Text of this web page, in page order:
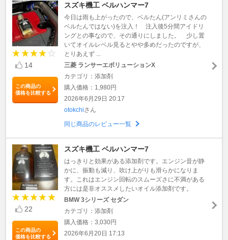
14
この商品の
価格を比較する
スズキ機工 ベルハンマー7
今日は雨も上がったので、ベルたん(アンリミさんの
ベルたんではない)を注入！ 注入後5分間アイドリ
ングとの事なので、その通りにしました。 少し置
いてオイルレベル見るとやや多めだったのですが、
とりあえず ...
三菱 ランサーエボリューションX
カテゴリ：添加剤
購入価格：1,980円
2026年6月29日 20:17
otokchiさん
同じ商品のレビュー一覧
22
この商品の
価格を比較する
スズキ機工 ベルハンマー7
はっきりと効果がある添加剤です。エンジン音が静
かに、振動も減り、吹け上がりも滑らかになりま
す。これはエンジン回転のスムーズさに不満がある
方には是非オススメしたいオイル添加剤です。
BMW 3シリーズ セダン
カテゴリ：添加剤
購入価格：3,030円
2026年6月20日 17:13